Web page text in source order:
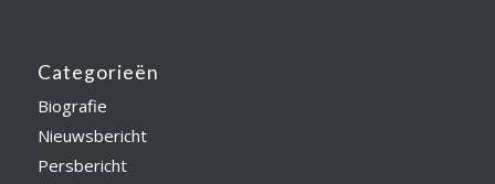
Categorieën
Biografie
Nieuwsbericht
Persbericht